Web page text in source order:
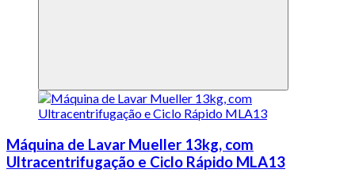
Máquina de Lavar Mueller 13kg, com
Ultracentrifugação e Ciclo Rápido MLA13